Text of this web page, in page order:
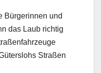
Bürgerinnen und
das Laub richtig
Straßen